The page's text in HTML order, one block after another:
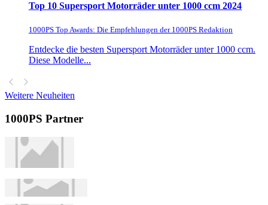
Top 10 Supersport Motorräder unter 1000 ccm 2024
1000PS Top Awards: Die Empfehlungen der 1000PS Redaktion
Entdecke die besten Supersport Motorräder unter 1000 ccm.
Diese Modelle...
Weitere Neuheiten
1000PS Partner